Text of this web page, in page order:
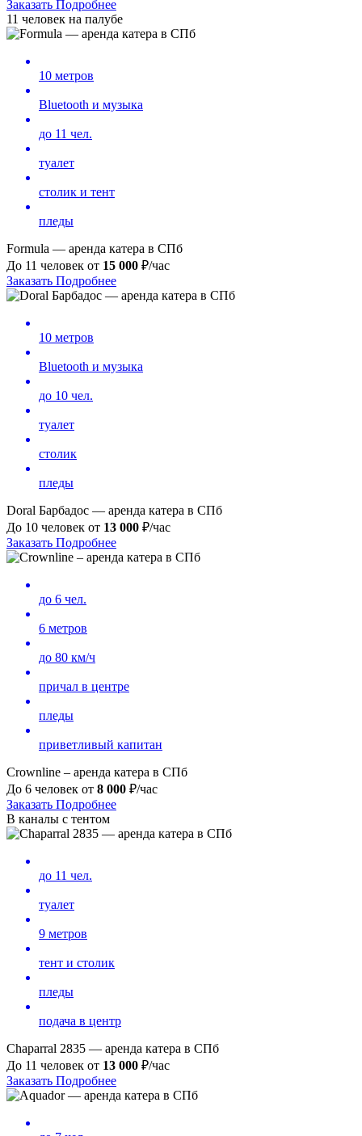
Заказать Подробнее
11 человек на палубе
10 метров
Bluetooth и музыка
до 11 чел.
туалет
столик и тент
пледы
Formula — аренда катера в СПб
До 11 человек от 15 000 ₽/час
Заказать Подробнее
10 метров
Bluetooth и музыка
до 10 чел.
туалет
столик
пледы
Doral Барбадос — аренда катера в СПб
До 10 человек от 13 000 ₽/час
Заказать Подробнее
до 6 чел.
6 метров
до 80 км/ч
причал в центре
пледы
приветливый капитан
Crownline – аренда катера в СПб
До 6 человек от 8 000 ₽/час
Заказать Подробнее
В каналы с тентом
до 11 чел.
туалет
9 метров
тент и столик
пледы
подача в центр
Chaparral 2835 — аренда катера в СПб
До 11 человек от 13 000 ₽/час
Заказать Подробнее